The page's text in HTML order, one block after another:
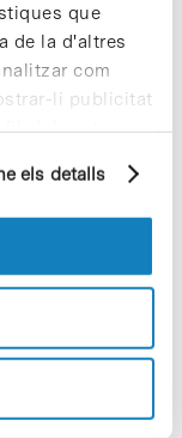
que
de la d'altres
com
li publicitat
elaborat a
sobre
cookiesdel
els detalls
AWS
argentina
el
acord
amb la
de
a
Amb aquesta
resposta
serveis de
eòlics als
i
una
mundials
té la
de Barcelona.